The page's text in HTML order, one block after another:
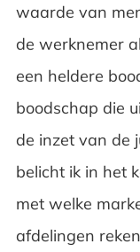
waarde van
de werknemer
een heldere
boodschap die
de inzet van de
belicht ik in het
met welke
afdelingen